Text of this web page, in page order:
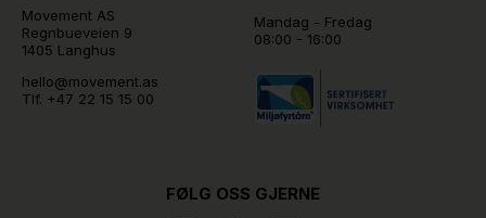
Movement AS
Regnbueveien 9
1405 Langhus
hello@movement.as
Tlf. +47 22 15 15 00
Mandag - Fredag
08:00 - 16:00
FØLG OSS GJERNE